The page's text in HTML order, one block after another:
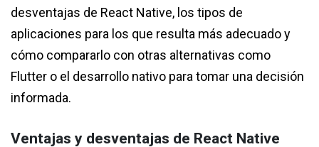
desventajas de React Native, los tipos de
aplicaciones para los que resulta más adecuado y
cómo compararlo con otras alternativas como
Flutter o el desarrollo nativo para tomar una decisión
informada.
Ventajas y desventajas de React Native